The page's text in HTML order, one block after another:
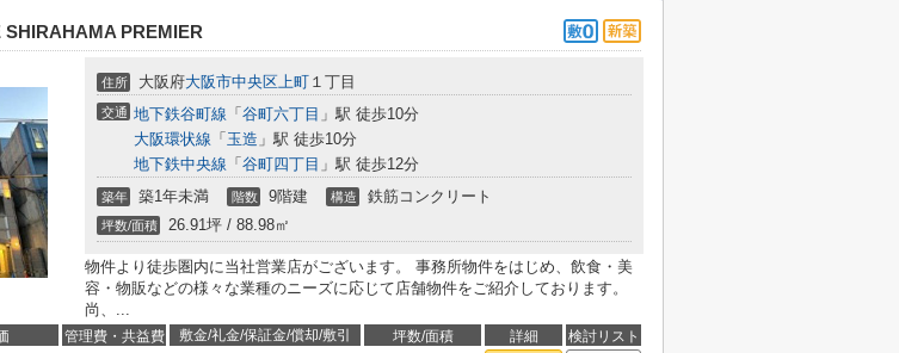
PREMIER
住所 大阪府大阪市中央区上町 １丁目
交通 地下鉄谷町線 「 谷町六丁目 」駅 徒歩10分
大阪環状線 「 玉造 」駅 徒歩10分
地下鉄中央線 「 谷町四丁目 」駅 徒歩12分
築年 築1年未満 階数 9階建 構造 鉄筋コンクリート
坪数/面積 26.91坪 / 88.98㎡
物件より徒歩圏内に当社営業店がございます。 事務所物件をはじめ、飲食・美
容・物販などの様々な業種のニーズに応じて店舗物件をご紹介しております。
尚、...
管理費・共益費 敷金/礼金/保証金/償却/敷引 坪数/面積 詳細
検討リスト